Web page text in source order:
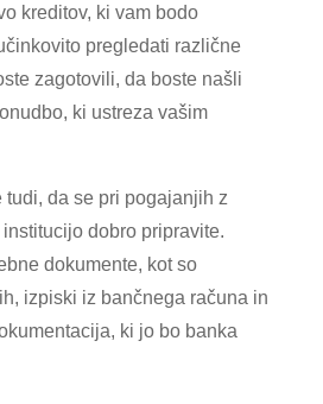
kreditov, ki vam bodo
pregledati različne
zagotovili, da boste našli
ki ustreza vašim
da se pri pogajanjih z
dobro pripravite.
dokumente, kot so
izpiski iz bančnega računa in
ki jo bo banka